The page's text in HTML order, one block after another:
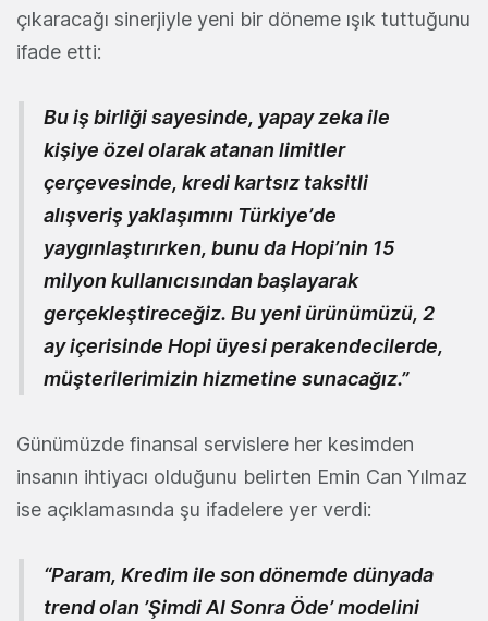
çıkaracağı sinerjiyle yeni bir döneme ışık tuttuğunu
ifade etti:
Bu iş birliği sayesinde, yapay zeka ile
kişiye özel olarak atanan limitler
çerçevesinde, kredi kartsız taksitli
alışveriş yaklaşımını Türkiye’de
yaygınlaştırırken, bunu da Hopi’nin 15
milyon kullanıcısından başlayarak
gerçekleştireceğiz. Bu yeni ürünümüzü, 2
ay içerisinde Hopi üyesi perakendecilerde,
müşterilerimizin hizmetine sunacağız.”
Günümüzde finansal servislere her kesimden
insanın ihtiyacı olduğunu belirten Emin Can Yılmaz
ise açıklamasında şu ifadelere yer verdi:
“Param, Kredim ile son dönemde dünyada
trend olan ’Şimdi Al Sonra Öde’ modelini